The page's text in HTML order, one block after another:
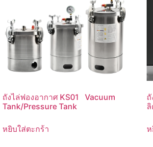
ถังไล่ฟองอากาศ KS01 Vacuum
Tank/Pressure Tank
หยิบใส่ตะกร้า ห